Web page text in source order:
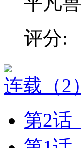
评分:
连载 （2）
第2话